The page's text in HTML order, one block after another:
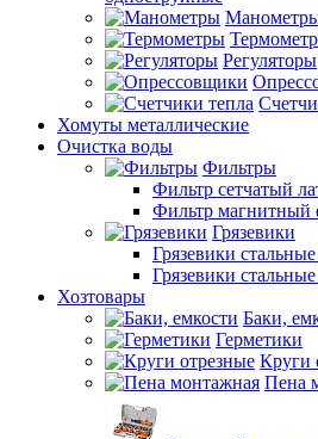
Регуляторы
Хомуты металлические
Очистка воды
Фильтры
Фильтр сетчатый
Фильтр магнитный
Грязевики
Грязевики
Грязевики
Хозтовары
Баки,
Герметики
Круги
Пена